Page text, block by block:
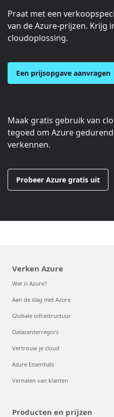
Praat met een
van de Azure-prijzen. Krijg
cloudoplossing.
Een prijsopgave aanvragen
Maak gratis gebruik van
tegoed om Azure
verkennen.
Probeer Azure gratis uit
Verken Azure
Wat is Azure?
Aan de slag met Azure
Globale infrastructuur
Datacenterregio's
Vertrouw je cloud
Azure Essentials
Verhalen van klanten
Producten en prijzen